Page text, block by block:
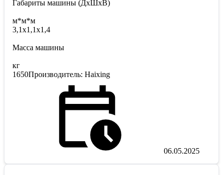
Габариты машины (ДxШxВ)
м*м*м
3,1х1,1х1,4
Масса машины
кг
1650Производитель: Haixing
06.05.2025